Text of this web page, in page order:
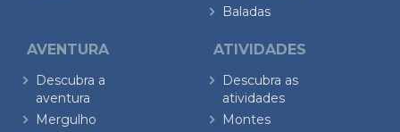
Baladas
AVENTURA
Descubra a
aventura
Mergulho
ATIVIDADES
Descubra as
atividades
Montes